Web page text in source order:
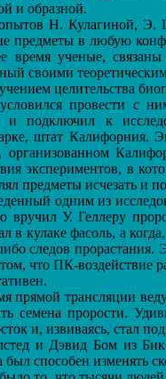
и образной.
Н. Кулагиной, Э.
предметы в любую
время ученые,
своими
целительства
провести с
подключил к
штат Калифорния.
организованном
экспериментов, в
предметы исчезать и
одним из
вручил У. Геллеру
в кулаке фасоль, а
следов
том, что ПК-
прямой трансляции
семена прорости.
и, извиваясь, стал
и Дэвид Бом из
был способен изменять